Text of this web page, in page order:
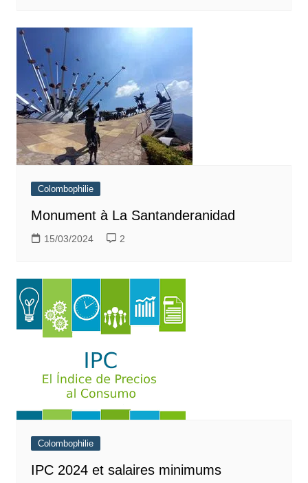
Colombophilie
Monument à La Santanderanidad
15/03/2024 2
Colombophilie
IPC 2024 et salaires minimums